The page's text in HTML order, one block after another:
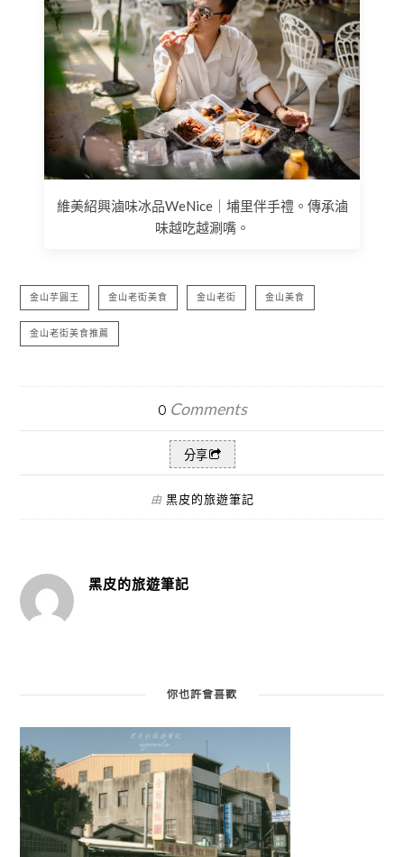
維美紹興滷味冰品WeNice｜埔里伴手禮。傳承滷
味越吃越涮嘴。
金山芋圓王 金山老街美食 金山老街 金山美食
金山老街美食推薦
0 Comments
分享
由 黑皮的旅遊筆記
黑皮的旅遊筆記
你也許會喜歡